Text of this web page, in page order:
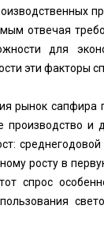
отвечая
для
эти факторы
рынок сапфира
и
росту в
спрос